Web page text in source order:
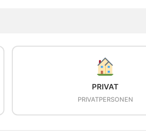
PRIVAT
PRIVATPERSONEN